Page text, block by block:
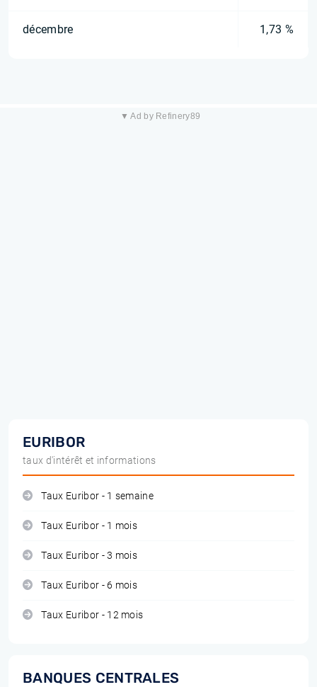
décembre 1,73 %
▼ Ad by Refinery89
EURIBOR
taux d'intérêt et informations
Taux Euribor - 1 semaine
Taux Euribor - 1 mois
Taux Euribor - 3 mois
Taux Euribor - 6 mois
Taux Euribor - 12 mois
BANQUES CENTRALES